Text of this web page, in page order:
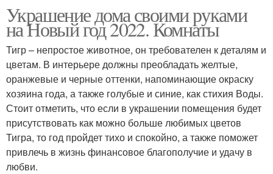
Украшение дома своими руками
на Новый год 2022. Комнаты
Тигр – непростое животное, он требователен к деталям и
цветам. В интерьере должны преобладать желтые,
оранжевые и черные оттенки, напоминающие окраску
хозяина года, а также голубые и синие, как стихия Воды.
Стоит отметить, что если в украшении помещения будет
присутствовать как можно больше любимых цветов
Тигра, то год пройдет тихо и спокойно, а также поможет
привлечь в жизнь финансовое благополучие и удачу в
любви.